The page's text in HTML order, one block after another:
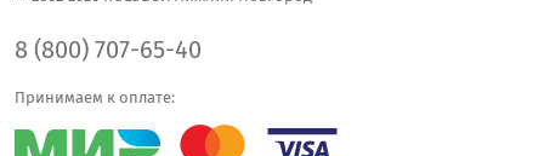
8 (800) 707-65-40
Принимаем к оплате: